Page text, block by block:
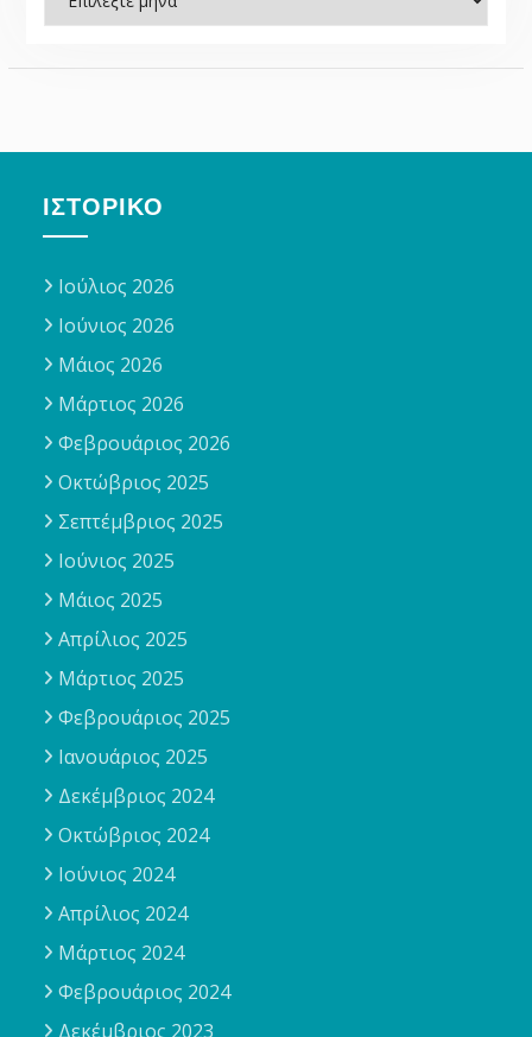
ΙΣΤΟΡΙΚΌ
Ιούλιος 2026
Ιούνιος 2026
Μάιος 2026
Μάρτιος 2026
Φεβρουάριος 2026
Οκτώβριος 2025
Σεπτέμβριος 2025
Ιούνιος 2025
Μάιος 2025
Απρίλιος 2025
Μάρτιος 2025
Φεβρουάριος 2025
Ιανουάριος 2025
Δεκέμβριος 2024
Οκτώβριος 2024
Ιούνιος 2024
Απρίλιος 2024
Μάρτιος 2024
Φεβρουάριος 2024
Δεκέμβριος 2023